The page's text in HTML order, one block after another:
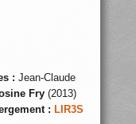
: Jean-Claude
Fry(2013)
: LIR3S